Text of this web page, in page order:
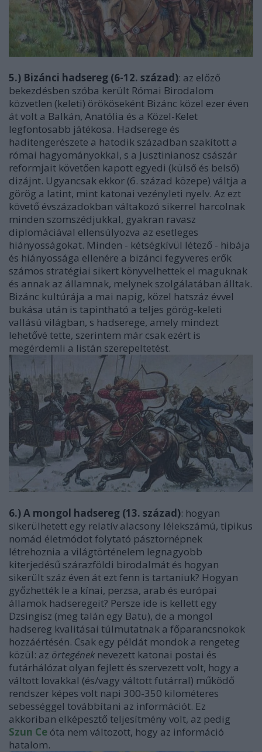
5.) Bizánci hadsereg (6-12. század): az előző
bekezdésben szóba került Római Birodalom
közvetlen (keleti) örököseként Bizánc közel ezer éven
át volt a Balkán, Anatólia és a Közel-Kelet
legfontosabb játékosa. Hadserege és
haditengerészete a hatodik században szakított a
római hagyományokkal, s a Jusztinianosz császár
reformjait követően kapott egyedi (külső és belső)
dizájnt. Ugyancsak ekkor (6. század közepe) váltja a
görög a latint, mint katonai vezényleti nyelv. Az ezt
követő évszázadokban váltakozó sikerrel harcolnak
minden szomszédjukkal, gyakran ravasz
diplomáciával ellensúlyozva az esetleges
hiányosságokat. Minden - kétségkívül létező - hibája
és hiányossága ellenére a bizánci fegyveres erők
számos stratégiai sikert könyvelhettek el maguknak
és annak az államnak, melynek szolgálatában álltak.
Bizánc kultúrája a mai napig, közel hatszáz évvel
bukása után is tapintható a teljes görög-keleti
vallású világban, s hadserege, amely mindezt
lehetővé tette, szerintem már csak ezért is
megérdemli a listán szerepeltetést.
6.) A mongol hadsereg (13. század): hogyan
sikerülhetett egy relatív alacsony lélekszámú, tipikus
nomád életmódot folytató pásztornépnek
létrehoznia a világtörténelem legnagyobb
kiterjedésű szárazföldi birodalmát és hogyan
sikerült száz éven át ezt fenn is tartaniuk? Hogyan
győzhették le a kínai, perzsa, arab és európai
államok hadseregeit? Persze ide is kellett egy
Dzsingisz (meg talán egy Batu), de a mongol
hadsereg kvalitásai túlmutatnak a főparancsnokok
hozzáértésén. Csak egy példát mondok a rengeteg
közül: az örtegének nevezett katonai postai és
futárhálózat olyan fejlett és szervezett volt, hogy a
váltott lovakkal (és/vagy váltott futárral) működő
rendszer képes volt napi 300-350 kilométeres
sebességgel továbbítani az információt. Ez
akkoriban elképesztő teljesítmény volt, az pedig
Szun Ce óta nem változott, hogy az információ
hatalom.